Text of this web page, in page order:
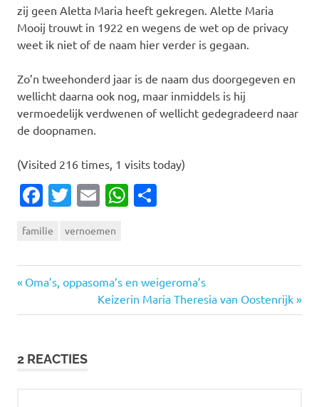
zij geen Aletta Maria heeft gekregen. Alette Maria
Mooij trouwt in 1922 en wegens de wet op de privacy
weet ik niet of de naam hier verder is gegaan.
Zo’n tweehonderd jaar is de naam dus doorgegeven en
wellicht daarna ook nog, maar inmiddels is hij
vermoedelijk verdwenen of wellicht gedegradeerd naar
de doopnamen.
(Visited 216 times, 1 visits today)
Facebook
Twitter
EmailWhatsApp
familie vernoemen
Bericht
navigatie
Vorige
Oma’s, oppasoma’s en weigeroma’s
Volgende
bericht:
Keizerin Maria Theresia van Oostenrijk
2 REACTIES